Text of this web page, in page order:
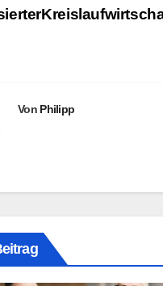
Von Philipp